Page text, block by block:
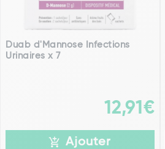
Duab d'Mannose Infections
Urinaires x 7
12,91€
Ajouter